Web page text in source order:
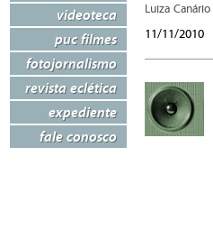
videoteca
puc filmes
fotojornalismo
revista eclética
expediente
fale conosco
Luiza Canário
11/11/2010